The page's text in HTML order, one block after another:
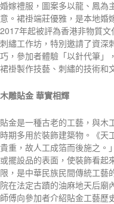
婚嫁禮服，圖案多以龍、鳳為
意。裙褂端莊優雅，是本地婚
2017年起被評為香港非物質
刺繡工作坊，特別邀請了資深
巧，參加者體驗「以針代筆」
裙褂製作技藝、刺繡的技術和
木雕貼金 華實相輝
貼金是一種古老的工藝，與木
時期多用於裝飾建築物。《天
貴重，故人工成箔而後施之。
或擺設品的表面，使裝飾看起
限，是中華民族民間傳統工藝
院在法定古蹟的油麻地天后廟
師傅向參加者介紹貼金工藝歷